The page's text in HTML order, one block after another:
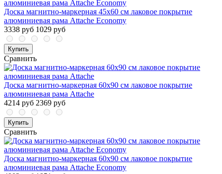
Доска магнитно-маркерная 45x60 см лаковое покрытие
алюминиевая рама Attache Economy
3338 руб 1029 руб
Купить
Сравнить
Доска магнитно-маркерная 60x90 см лаковое покрытие
алюминиевая рама Attache
4214 руб 2369 руб
Купить
Сравнить
Доска магнитно-маркерная 60x90 см лаковое покрытие
алюминиевая рама Attache Economy